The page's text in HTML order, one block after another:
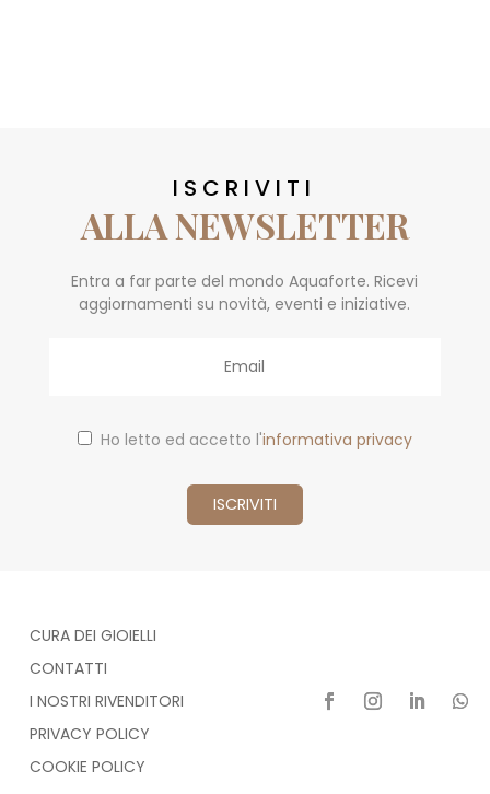
ISCRIVITI
ALLA NEWSLETTER
Entra a far parte del mondo Aquaforte. Ricevi
aggiornamenti su novità, eventi e iniziative.
Ho letto ed accetto l'informativa privacy
CURA DEI GIOIELLI
CONTATTI
I NOSTRI RIVENDITORI
PRIVACY POLICY
COOKIE POLICY